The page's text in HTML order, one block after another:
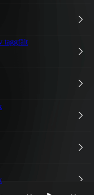
taggfält